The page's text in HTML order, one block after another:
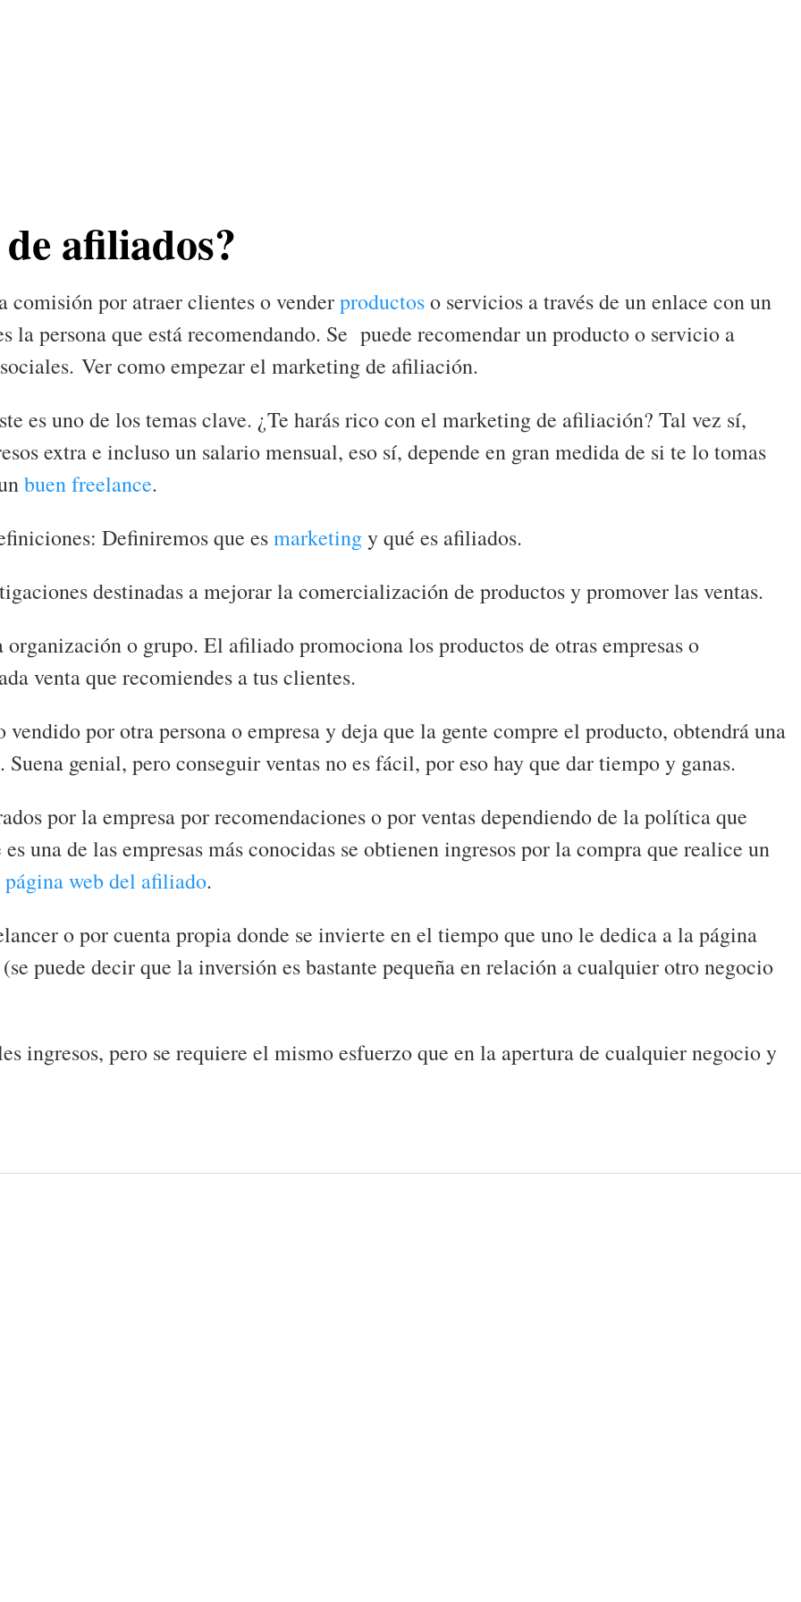
afiliados?
comisión por atraer clientes o venderproductoso servicios a través de un enlace con un
la persona que está recomendando. Se puede recomendar un producto o servicio a
Ver como empezar el marketing de afiliación.
es uno de los temas clave. ¿Te harás rico con el marketing de afiliación? Tal vez sí,
extra e incluso un salario mensual, eso sí, depende en gran medida de si te lo tomas
buen freelance.
Definiremos que esmarketingy qué es afiliados.
destinadas a mejorar la comercialización de productos y promover las ventas.
o grupo. El afiliado promociona los productos de otras empresas o
venta que recomiendes a tus clientes.
por otra persona o empresa y deja que la gente compre el producto, obtendrá una
genial, pero conseguir ventas no es fácil, por eso hay que dar tiempo y ganas.
por la empresa por recomendaciones o por ventas dependiendo de la política que
una de las empresas más conocidas se obtienen ingresos por la compra que realice un
página web del afiliado.
o por cuenta propia donde se invierte en el tiempo que uno le dedica a la página
puede decir que la inversión es bastante pequeña en relación a cualquier otro negocio
ingresos, pero se requiere el mismo esfuerzo que en la apertura de cualquier negocio y